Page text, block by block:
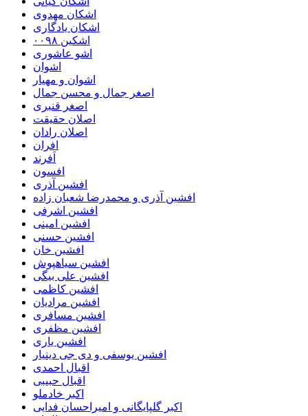
اشکان مهدوی
اشکان یادگاری
اشکین ۰۰۹۸
اشو عاشوری
اشوان
اشوان و مهیار
اصغر جمال و محسن جمال
اصغر قنبری
اصلان حقیقت
اصلان رادان
افران
اَفرند
افسون
افشین آذری
افشین آذری و محمدرضا شعبان زاده
افشین اشرفی
افشین امینی
افشین حسنی
افشین خان
افشین سیاهپوش
افشین علی بیگی
افشین کاظمی
افشین مرادیان
افشین مسافری
افشین مظفری
افشین یاری
افشین یوسفی و دی جی دینیار
اقبال احمدی
اقبال حبیبی
اکبر خادملو
اکبر گلپایگانی و امیراحسان فدایی